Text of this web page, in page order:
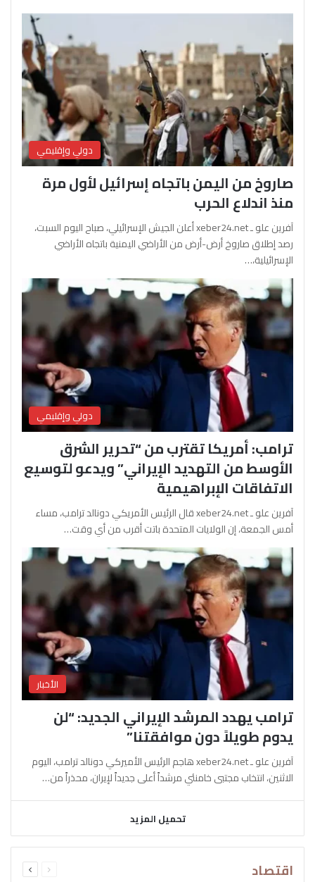
دولي وإقليمي
صاروخ من اليمن باتجاه إسرائيل لأول مرة
منذ اندلاع الحرب
آفرين علو ـ xeber24.net أعلن الجيش الإسرائيلي، صباح اليوم السبت،
رصد إطلاق صاروخ أرض-أرض من الأراضي اليمنية باتجاه الأراضي
الإسرائيلية،…
دولي وإقليمي
ترامب: أمريكا تقترب من “تحرير الشرق
الأوسط من التهديد الإيراني” ويدعو لتوسيع
الاتفاقات الإبراهيمية
آفرين علو ـ xeber24.net قال الرئيس الأمريكي دونالد ترامب، مساء
أمس الجمعة، إن الولايات المتحدة باتت أقرب من أي وقت…
الأخبار
ترامب يهدد المرشد الإيراني الجديد: “لن
يدوم طويلاً دون موافقتنا”
آفرين علو ـ xeber24.net هاجم الرئيس الأميركي دونالد ترامب، اليوم
الاثنين، انتخاب مجتبى خامنئي مرشداً أعلى جديداً لإيران، محذراً من…
تحميل المزيد
اقتصاد الصفحةالصفحة